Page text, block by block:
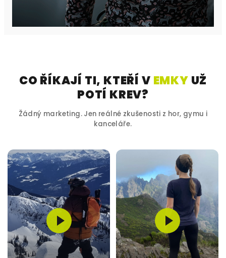
CO ŘÍKAJÍ TI, KTEŘÍ V EMKY UŽ
POTÍ KREV?
Žádný marketing. Jen reálné zkušenosti z hor, gymu i
kanceláře.